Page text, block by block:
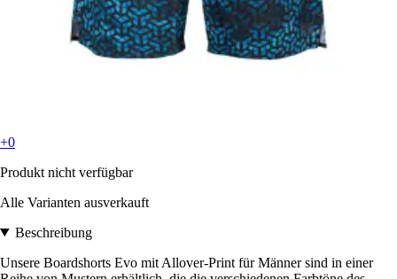
+0
Produkt nicht verfügbar
Alle Varianten ausverkauft
Beschreibung
Unsere Boardshorts Evo mit Allover-Print für Männer sind in einer